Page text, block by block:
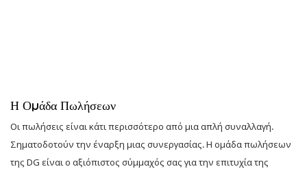
Η Ομάδα Πωλήσεων
Οι πωλήσεις είναι κάτι περισσότερο από μια απλή συναλλαγή.
Σηματοδοτούν την έναρξη μιας συνεργασίας. Η ομάδα πωλήσεων
της DG είναι ο αξιόπιστος σύμμαχός σας για την επιτυχία της